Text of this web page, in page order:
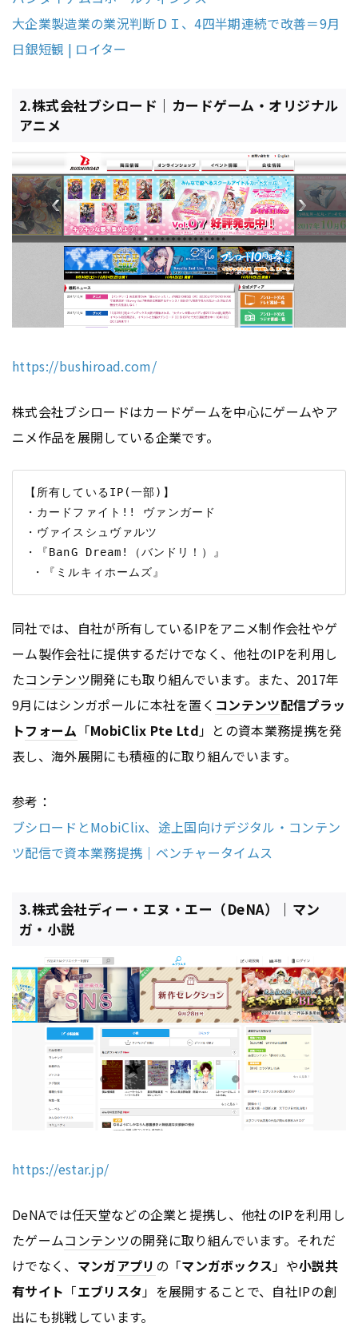
大企業製造業の業況判断ＤＩ、4四半期連続で改善＝9月
日銀短観 | ロイター
2.株式会社ブシロード｜カードゲーム・オリジナル
アニメ
https://bushiroad.com/
株式会社ブシロードはカードゲームを中心にゲームやア
ニメ作品を展開している企業です。
【所有しているIP(一部)】
・カードファイト!! ヴァンガード
・ヴァイスシュヴァルツ
・『BanG Dream!（バンドリ！）』
同社では、自社が所有しているIPをアニメ制作会社やゲ
ーム製作会社に提供するだけでなく、他社のIPを利用し
たコンテンツ開発にも取り組んでいます。また、2017年
9月にはシンガポールに本社を置く コンテンツ配信プラッ
トフォーム 「MobiClix Pte Ltd 」との資本業務提携を発
表し、海外展開にも積極的に取り組んでいます。
参考：
ブシロードとMobiClix、途上国向けデジタル・コンテン
ツ配信で資本業務提携｜ベンチャータイムス
3.株式会社ディー・エヌ・エー（DeNA）｜マン
ガ・小説
https://estar.jp/
DeNAでは任天堂などの企業と提携し、他社のIPを利用し
たゲームコンテンツの開発に取り組んでいます。それだ
けでなく、 マンガアプリ の「マンガボックス」や小説共
有サイト 「エブリスタ」を展開することで、自社IPの創
出にも挑戦しています。